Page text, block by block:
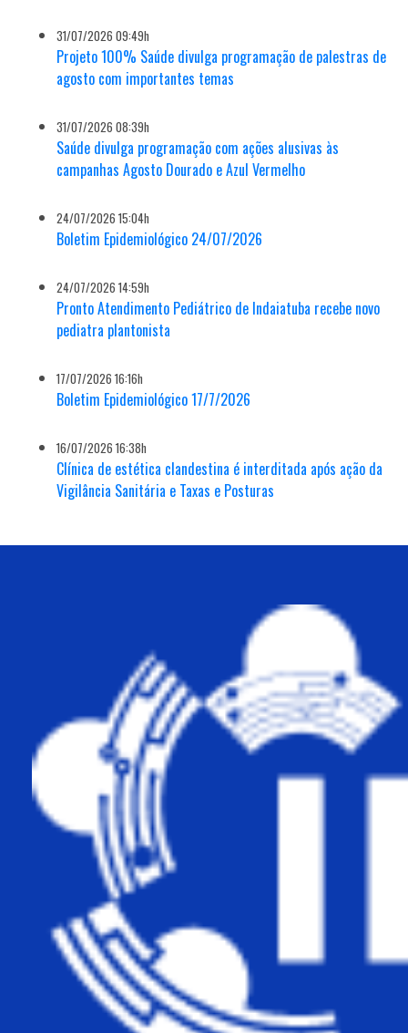
31/07/2026 09:49h
Projeto 100% Saúde divulga programação de palestras de
agosto com importantes temas
31/07/2026 08:39h
Saúde divulga programação com ações alusivas às
campanhas Agosto Dourado e Azul Vermelho
24/07/2026 15:04h
Boletim Epidemiológico 24/07/2026
24/07/2026 14:59h
Pronto Atendimento Pediátrico de Indaiatuba recebe novo
pediatra plantonista
17/07/2026 16:16h
Boletim Epidemiológico 17/7/2026
16/07/2026 16:38h
Clínica de estética clandestina é interditada após ação da
Vigilância Sanitária e Taxas e Posturas